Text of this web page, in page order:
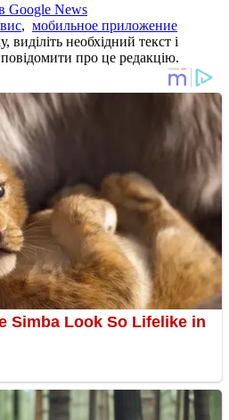
Google News
, мобильное приложение
необхідний текст і
про це редакцію.